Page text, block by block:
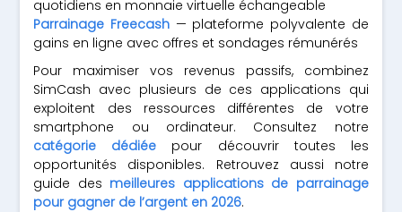
quotidiens en monnaie virtuelle échangeable
Parrainage Freecash — plateforme polyvalente de
gains en ligne avec offres et sondages rémunérés
Pour maximiser vos revenus passifs, combinez
SimCash avec plusieurs de ces applications qui
exploitent des ressources différentes de votre
smartphone ou ordinateur. Consultez notre
catégorie dédiée pour découvrir toutes les
opportunités disponibles. Retrouvez aussi notre
guide des meilleures applications de parrainage
pour gagner de l’argent en 2026.